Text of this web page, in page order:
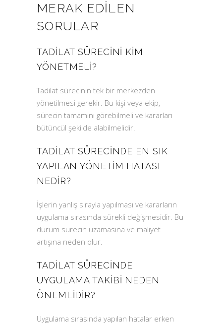
MERAK EDILEN
SORULAR
TADILAT SÜRECINI KIM
YÖNETMELI?
Tadilat sürecinin tek bir merkezden
yönetilmesi gerekir. Bu kişi veya ekip,
sürecin tamamını görebilmeli ve kararları
bütüncül şekilde alabilmelidir.
TADILAT SÜRECINDE EN SIK
YAPILAN YÖNETIM HATASI
NEDIR?
İşlerin yanlış sırayla yapılması ve kararların
uygulama sırasında sürekli değişmesidir. Bu
durum sürecin uzamasına ve maliyet
artışına neden olur.
TADILAT SÜRECINDE
UYGULAMA TAKIBI NEDEN
ÖNEMLIDIR?
Uygulama sırasında yapılan hatalar erken